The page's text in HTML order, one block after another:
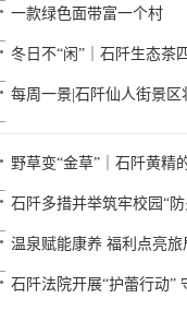
一款绿色面带富一个村
冬日不“闲”｜石阡生态茶
每周一景|石阡仙人街景
野草变“金草”｜石阡黄精
石阡多措并举筑牢校园“防
温泉赋能康养 福利点亮
石阡法院开展“护蕾行动”